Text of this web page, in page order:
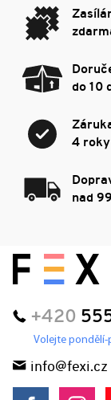
do 10
4 roky
nad
+420
Volejte pondělí-
info@fexi.cz